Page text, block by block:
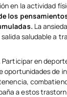
en la actividad
los
La
saludable a
Participar en
oportunidades de
a estos